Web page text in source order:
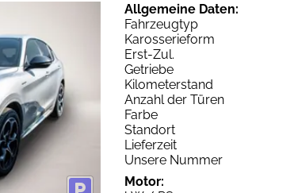
Allgemeine Daten:
Fahrzeugtyp
Karosserieform
Erst-Zul.
Getriebe
Kilometerstand
Anzahl der Türen
Farbe
Standort
Lieferzeit
Unsere Nummer
Motor: